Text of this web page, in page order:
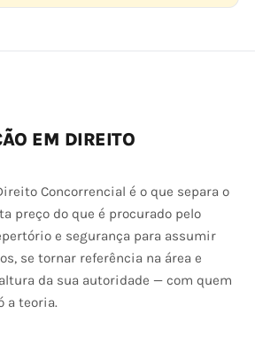
EM DIREITO
Concorrencial é o que separa o
preço do que é procurado pelo
e segurança para assumir
se tornar referência na área e
da sua autoridade — com quem
a teoria.